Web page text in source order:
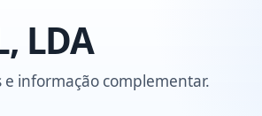
LDA
informação complementar.